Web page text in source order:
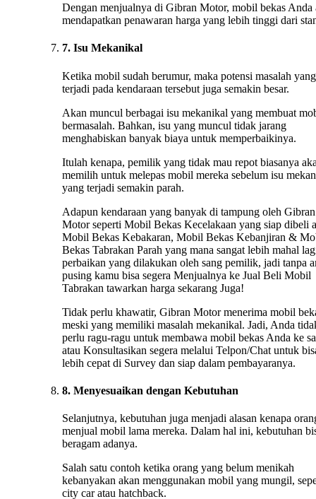
Dengan menjualnya di Gibran Motor, mobil bekas Anda
mendapatkan penawaran harga yang lebih tinggi dari
7. Isu Mekanikal
Ketika mobil sudah berumur, maka potensi masalah yang
terjadi pada kendaraan tersebut juga semakin besar.
Akan muncul berbagai isu mekanikal yang membuat
bermasalah. Bahkan, isu yang muncul tidak jarang
menghabiskan banyak biaya untuk memperbaikinya.
Itulah kenapa, pemilik yang tidak mau repot biasanya
memilih untuk melepas mobil mereka sebelum isu
yang terjadi semakin parah.
Adapun kendaraan yang banyak di tampung oleh Gibran
Motor seperti Mobil Bekas Kecelakaan yang siap dibeli
Mobil Bekas Kebakaran, Mobil Bekas Kebanjiran &
Bekas Tabrakan Parah yang mana sangat lebih mahal
perbaikan yang dilakukan oleh sang pemilik, jadi tanpa
pusing kamu bisa segera Menjualnya ke Jual Beli Mobil
Tabrakan tawarkan harga sekarang Juga!
Tidak perlu khawatir, Gibran Motor menerima mobil
meski yang memiliki masalah mekanikal. Jadi, Anda
perlu ragu-ragu untuk membawa mobil bekas Anda ke
atau Konsultasikan segera melalui Telpon/Chat untuk
lebih cepat di Survey dan siap dalam pembayaranya.
8. Menyesuaikan dengan Kebutuhan
Selanjutnya, kebutuhan juga menjadi alasan kenapa
menjual mobil lama mereka. Dalam hal ini, kebutuhan
beragam adanya.
Salah satu contoh ketika orang yang belum menikah
kebanyakan akan menggunakan mobil yang mungil,
city car atau hatchback.